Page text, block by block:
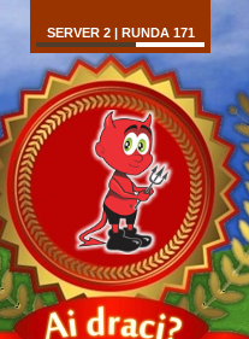
SERVER 2 | RUNDA 171